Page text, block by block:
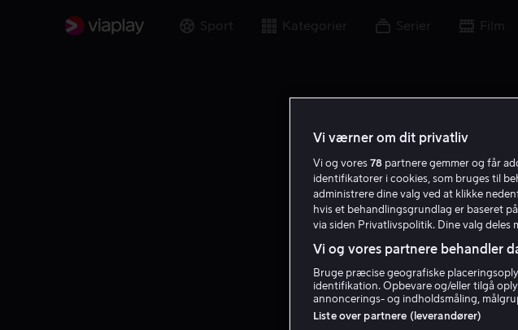
Sport Kategorier Serier Film
Vi værner om dit privatliv
Vi og vores 78 partnere gemmer og får
identifikatorer i cookies, som bruges til
administrere dine valg ved at klikke
hvis et behandlingsgrundlag er baseret
via siden Privatlivspolitik. Dine valg
Vi og vores partnere behandler
Bruge præcise geografiske
identifikation. Opbevare og/eller tilgå
annoncerings- og indholdsmåling,
Liste over partnere (leverandører)